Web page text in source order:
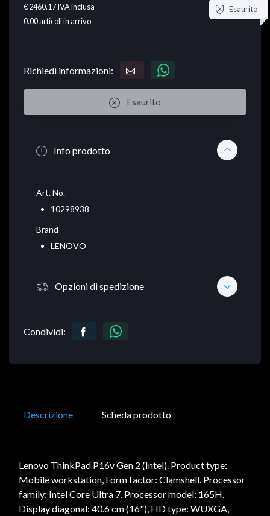
€ 2460.17IVA inclusa
0.00articoli in arrivo
Esaurito
Richiedi informazioni:
Esaurito
Info prodotto
Art. No.
10298938
Brand
LENOVO
Opzioni di spedizione
Condividi:
Descrizione Scheda prodotto
Lenovo ThinkPad P16v Gen 2 (Intel). Product type:
Mobile workstation, Form factor: Clamshell. Processor
family: Intel Core Ultra 7, Processor model: 165H.
Display diagonal: 40.6 cm (16"), HD type: WUXGA,